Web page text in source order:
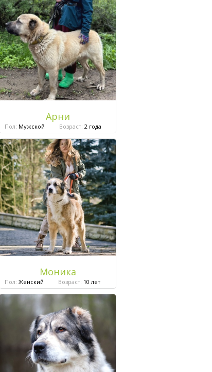
Арни
Пол: Мужской Возраст: 2 года
Моника
Пол: Женский Возраст: 10 лет